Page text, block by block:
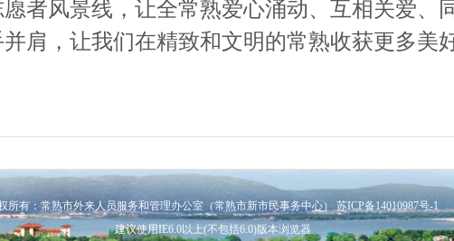
者风景线，让全常熟爱心涌动、互相关爱、
肩，让我们在精致和文明的常熟收获更多美
所有：常熟市外来人员服务和管理办公室（常熟市新市民事务中心） 苏ICP备14010987号-1
建议使用IE6.0以上(不包括6.0)版本浏览器